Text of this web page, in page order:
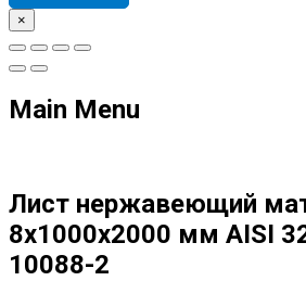
×
Main Menu
Лист нержавеющий
8х1000х2000 мм AISI
10088-2